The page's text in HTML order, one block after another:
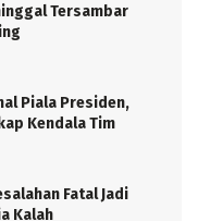
Tersambar
Piala Presiden,
Kendala Tim
Fatal Jadi
Kalah